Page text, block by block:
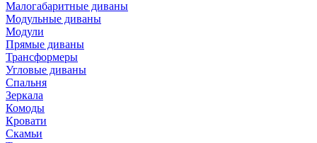
Малогабаритные диваны
Модульные диваны
Модули
Прямые диваны
Трансформеры
Угловые диваны
Спальня
Зеркала
Комоды
Кровати
Скамьи